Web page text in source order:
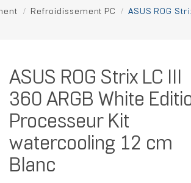
Refroidissement PC ASUS ROG
ASUS ROG Strix LC III
360 ARGB White
Processeur Kit
watercooling 12 cm
Blanc